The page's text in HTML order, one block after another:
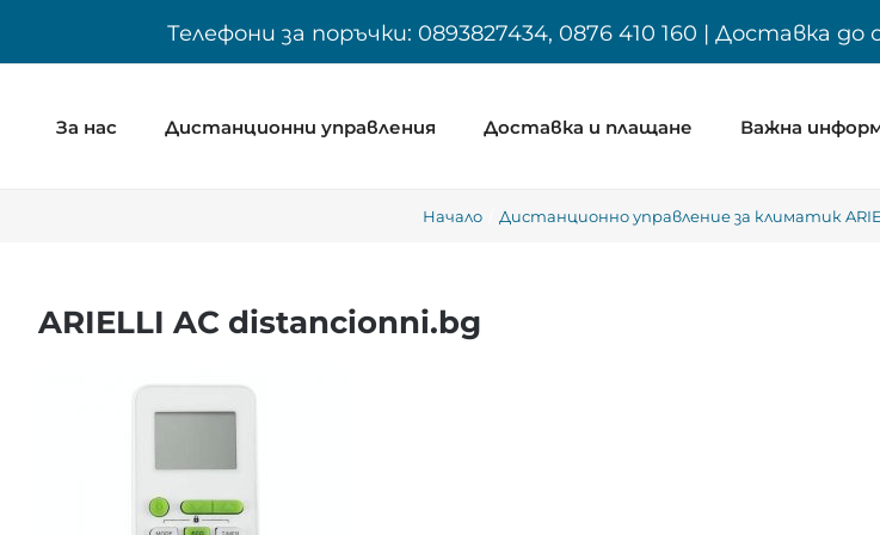
Телефони за поръчки: 0893827434, 0876 410 160 | Доставка
За нас Дистанционни управления Доставка и плащане Важна
Начало Дистанционно управление за климатик
ARIELLI AC distancionni.bg